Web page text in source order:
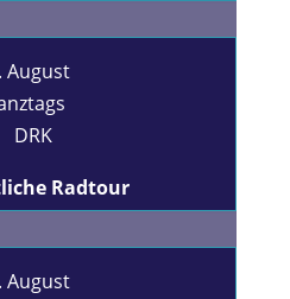
August
DRK
Radtour
August